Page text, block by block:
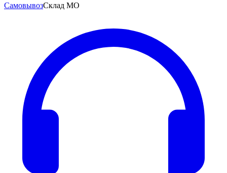
СамовывозСклад МО